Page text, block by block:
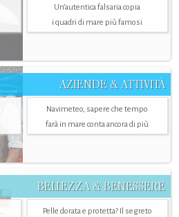
Un’autentica falsaria copia
i quadri di mare più famosi
AZIENDE & ATTIVITÀ
Navimeteo, sapere che tempo
farà in mare conta ancora di più
BELLEZZA & BENESSERE
Pelle dorata e protetta? Il segreto